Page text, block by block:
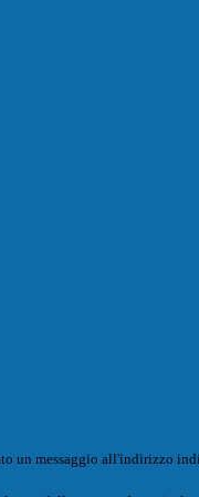
un messaggio all'indirizzo